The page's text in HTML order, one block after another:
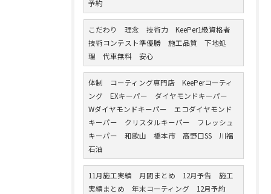
予約
こだわり 理念 技術力 KeePer1級資格者
技術コンテスト準優勝 施工品質 下地処
理 代車無料 安心
体制 コーティング専門店 KeePerコーティ
ング EXキーパー ダイヤモンドキーパー
Wダイヤモンドキーパー エコダイヤモンド
キーパー クリスタルキーパー フレッシュ
キーパー 和歌山 橋本市 高野口SS 川福
石油
11月施工実績 月間まとめ 12月予告 施工
実績まとめ 年末コーティング 12月予約